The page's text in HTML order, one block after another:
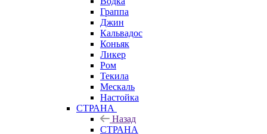
Граппа
Джин
Кальвадос
Коньяк
Ликер
Ром
Текила
Мескаль
Настойка
СТРАНА
Назад
СТРАНА